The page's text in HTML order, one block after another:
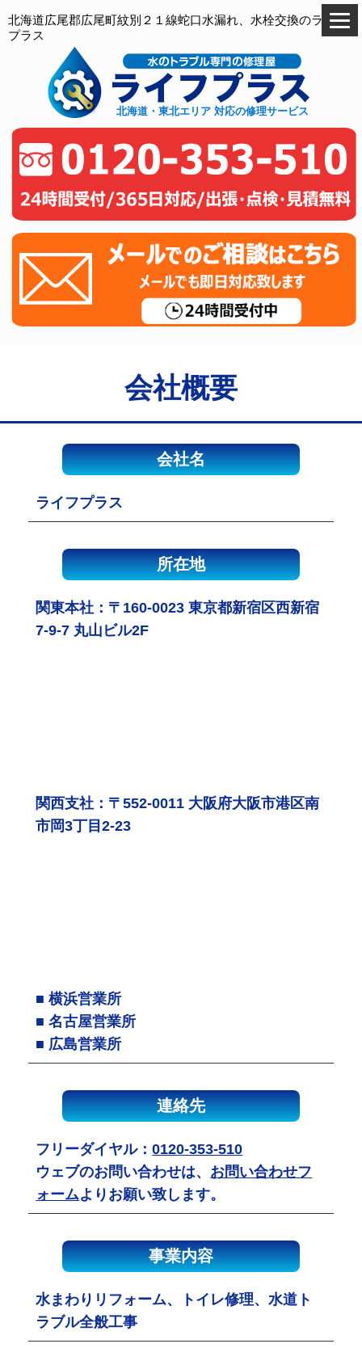
北海道広尾郡広尾町紋別２１線蛇口水漏れ、水栓交換のライフ
プラス
北海道・東北エリア 対応の修理サービス
会社概要
会社名
ライフプラス
所在地
関東本社：〒160-0023 東京都新宿区西新宿
7-9-7 丸山ビル2F
関西支社：〒552-0011 大阪府大阪市港区南
市岡3丁目2-23
■ 横浜営業所
■ 名古屋営業所
■ 広島営業所
連絡先
フリーダイヤル：0120-353-510
ウェブのお問い合わせは、 お問い合わせフ
ォームよりお願い致します。
事業内容
水まわりリフォーム、トイレ修理、水道ト
ラブル全般工事